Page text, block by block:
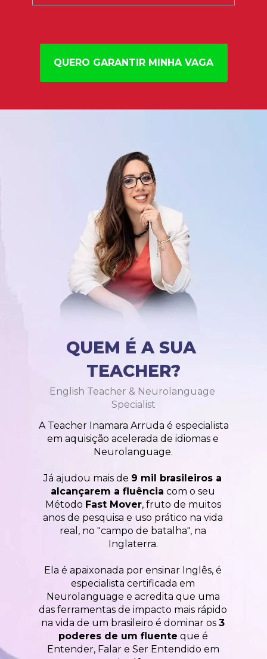
QUERO GARANTIR MINHA VAGA
QUEM É A SUA
TEACHER?
A Teacher Inamara Arruda é especialista
em aquisição acelerada de idiomas e
Neurolanguage.
Já ajudou mais de 9 mil brasileiros a
alcançarem a fluência com o seu
Método Fast Mover, fruto de muitos
anos de pesquisa e uso prático na vida
real, no "campo de batalha", na
Inglaterra.
Ela é apaixonada por ensinar Inglês, é
especialista certificada em
Neurolanguage e acredita que uma
das ferramentas de impacto mais rápido
na vida de um brasileiro é dominar os 3
poderes de um fluente que é
Entender, Falar e Ser Entendido em
English Teacher & Neurolanguage
Specialist